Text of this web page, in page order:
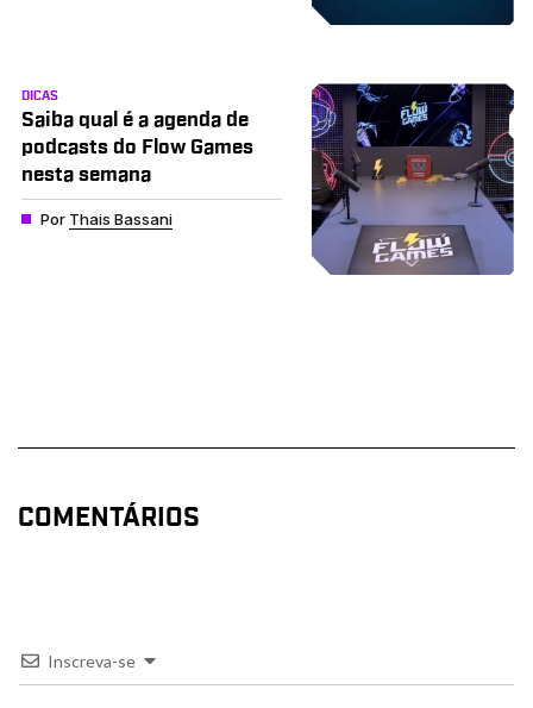
DICAS
Saiba qual é a agenda de
podcasts do Flow Games
nesta semana
Por Thais Bassani
COMENTÁRIOS
Inscreva-se